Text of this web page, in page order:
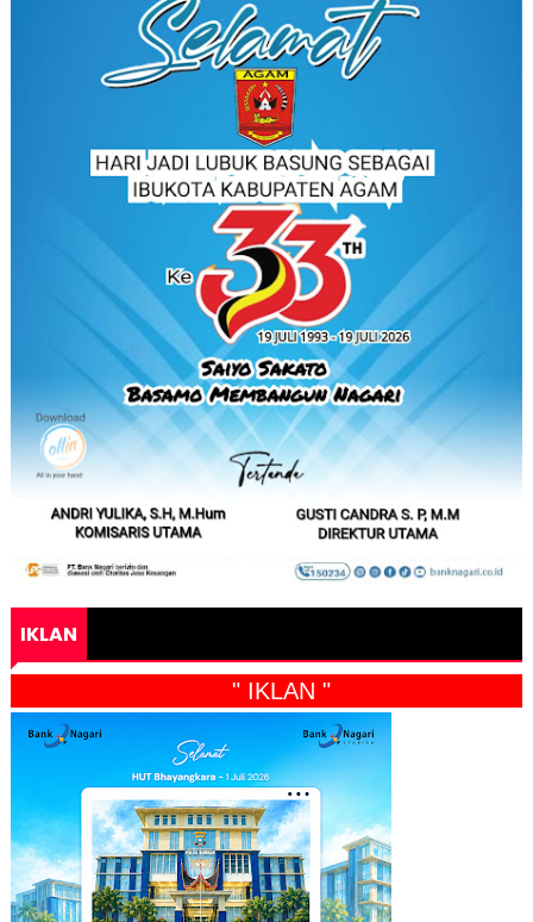
IKLAN
" IKLAN "